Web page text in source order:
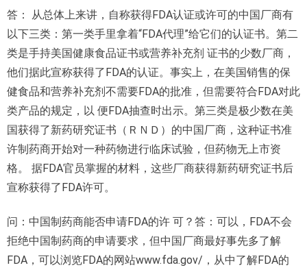
答： 从总体上来讲，自称获得FDA认证或许可的中国厂商有
以下三类：第一类手里拿着“FDA代理”给它们的认证书。第二
类是手持美国健康食品证书或营养补充剂 证书的少数厂商，
他们据此宣称获得了FDA的认证。事实上，在美国销售的保
健食品和营养补充剂不需要FDA的批准，但需要符合FDA对此
类产品的规定，以 便FDA抽查时出示。第三类是极少数在美
国获得了新药研究证书（ＲＮＤ）的中国厂商，这种证书准
许制药商开始对一种药物进行临床试验，但药物无上市资
格。 据FDA官员掌握的材料，这些厂商获得新药研究证书后
宣称获得了FDA许可。
问：中国制药商能否申请FDA的许 可？答：可以，FDA不会
拒绝中国制药商的申请要求，但中国厂商最好事先多了解
FDA，可以浏览FDA的网站www.fda.gov/，从中了解FDA的